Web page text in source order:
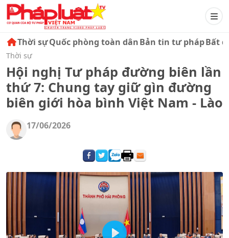
Thời sựQuốc phòng toàn dânBản tin tư phápBất
Thời sự
Hội nghị Tư pháp đường biên lần
thứ 7: Chung tay giữ gìn đường
biên giới hòa bình Việt Nam - Lào
17/06/2026